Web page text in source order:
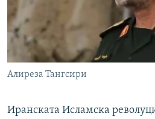
Алиреза Тангсири
Иранската Исламска